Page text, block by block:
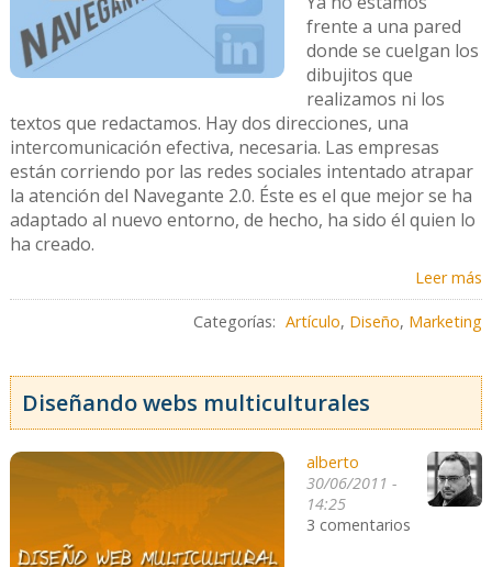
frente a una pared
donde se cuelgan los
dibujitos que
realizamos ni los
textos que redactamos. Hay dos direcciones, una
intercomunicación efectiva, necesaria. Las empresas
están corriendo por las redes sociales intentado atrapar
la atención del Navegante 2.0. Éste es el que mejor se ha
adaptado al nuevo entorno, de hecho, ha sido él quien lo
ha creado.
Leer más
Categorías: Artículo, Diseño, Marketing
Diseñando webs multiculturales
alberto
30/06/2011 -
14:25
3 comentarios